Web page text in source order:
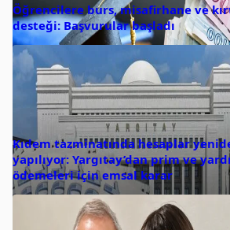
Öğrencilere burs, misafirhane ve
desteği: Başvurular başladı
Kıdem tazminatında hesaplar
yapılıyor: Yargıtay’dan prim ve
ödemeleri için emsal karar